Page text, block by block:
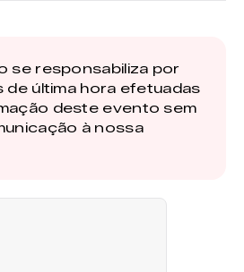
se responsabiliza por
de última hora efetuadas
deste evento sem
à nossa